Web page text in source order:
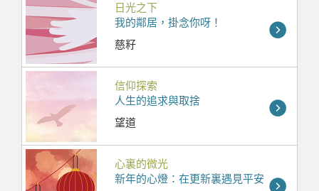
日光之下
我的鄰居，掛念你呀！
慈籽
信仰探索
人生的追求與取捨
望道
心裏的微光
新年的心燈：在更新裏遇見平安